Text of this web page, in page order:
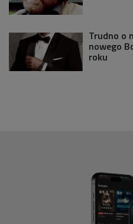
Trudno o
nowego
roku